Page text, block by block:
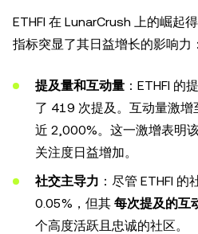
ETHFI 在 LunarCrush 上的崛起
指标突显了其日益增长的影响力：
提及量和互动量 ：ETHFI 的
了 419 次提及。互动量激
近 2,000%。这一激增表明
关注度日益增加。
社交主导力 ：尽管 ETHFI
0.05%，但其 每次提及的互
个高度活跃且忠诚的社区。